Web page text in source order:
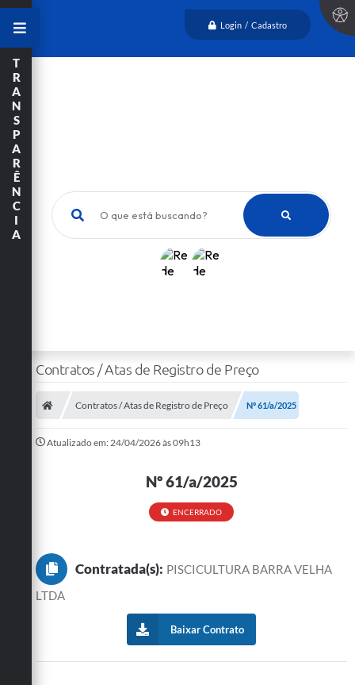
Login / Cadastro
O que está buscando?
T
R
A
N
S
P
A
R
Ê
N
C
I
A
Contratos / Atas de Registro de Preço
Contratos / Atas de Registro de Preço Nº 61/a/2025
Atualizado em: 24/04/2026 às 09h13
Nº 61/a/2025
ENCERRADO
Contratada(s): PISCICULTURA BARRA VELHA
LTDA
Baixar Contrato